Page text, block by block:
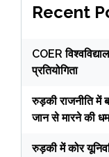
Recent
COER
प्रतियोगिता
रुड़की राजनीति में
जान से मारने की
रुड़की में कोर